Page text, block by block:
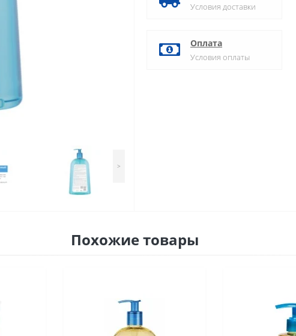
>
Условия доставки
Оплата
Условия оплаты
Похожие товары